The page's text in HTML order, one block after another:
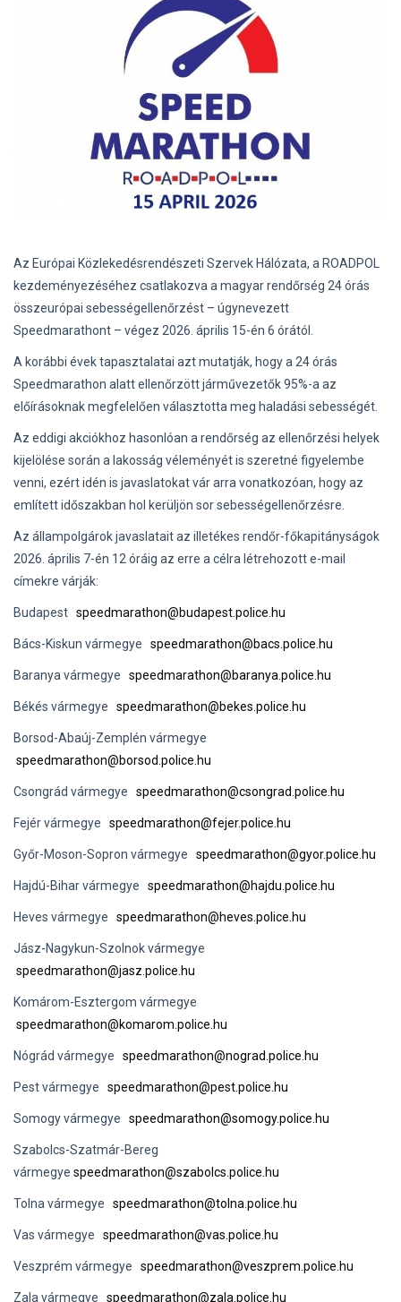
Az Európai Közlekedésrendészeti Szervek Hálózata, a ROADPOL
kezdeményezéséhez csatlakozva a magyar rendőrség 24 órás
összeurópai sebességellenőrzést – úgynevezett
Speedmarathont – végez 2026. április 15-én 6 órától.
A korábbi évek tapasztalatai azt mutatják, hogy a 24 órás
Speedmarathon alatt ellenőrzött járművezetők 95%-a az
előírásoknak megfelelően választotta meg haladási sebességét.
Az eddigi akciókhoz hasonlóan a rendőrség az ellenőrzési helyek
kijelölése során a lakosság véleményét is szeretné figyelembe
venni, ezért idén is javaslatokat vár arra vonatkozóan, hogy az
említett időszakban hol kerüljön sor sebességellenőrzésre.
Az állampolgárok javaslatait az illetékes rendőr-főkapitányságok
2026. április 7-én 12 óráig az erre a célra létrehozott e-mail
címekre várják:
Budapest speedmarathon@budapest.police.hu
Bács-Kiskun vármegye speedmarathon@bacs.police.hu
Baranya vármegye speedmarathon@baranya.police.hu
Békés vármegye speedmarathon@bekes.police.hu
Borsod-Abaúj-Zemplén vármegye
speedmarathon@borsod.police.hu
Csongrád vármegye speedmarathon@csongrad.police.hu
Fejér vármegye speedmarathon@fejer.police.hu
Győr-Moson-Sopron vármegye speedmarathon@gyor.police.hu
Hajdú-Bihar vármegye speedmarathon@hajdu.police.hu
Heves vármegye speedmarathon@heves.police.hu
Jász-Nagykun-Szolnok vármegye
speedmarathon@jasz.police.hu
Komárom-Esztergom vármegye
speedmarathon@komarom.police.hu
Nógrád vármegye speedmarathon@nograd.police.hu
Pest vármegye speedmarathon@pest.police.hu
Somogy vármegye speedmarathon@somogy.police.hu
Szabolcs-Szatmár-Bereg
vármegye speedmarathon@szabolcs.police.hu
Tolna vármegye speedmarathon@tolna.police.hu
Vas vármegye speedmarathon@vas.police.hu
Veszprém vármegye speedmarathon@veszprem.police.hu
Zala vármegye speedmarathon@zala.police.hu